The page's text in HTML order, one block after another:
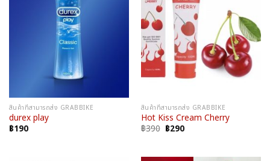
สินค้าที่สามารถส่ง GRABBIKE
durex play
฿190
สินค้าที่สามารถส่ง GRABBIKE
Hot Kiss Cream Cherry
฿390 Original
฿290Current